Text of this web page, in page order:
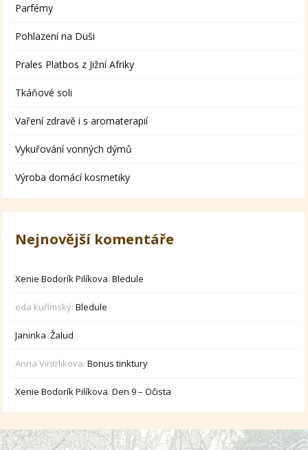
Parfémy
Pohlazení na Duši
Prales Platbos z Jižní Afriky
Tkáňové soli
Vaření zdravě i s aromaterapií
Vykuřování vonných dýmů
Výroba domácí kosmetiky
Nejnovější komentáře
Xenie Bodorík Pilíkova:Bledule
eda kuřímský:Bledule
Janinka:Žalud
Anna Vintrlikova:Bonus tinktury
Xenie Bodorík Pilíkova:Den 9 – Očista